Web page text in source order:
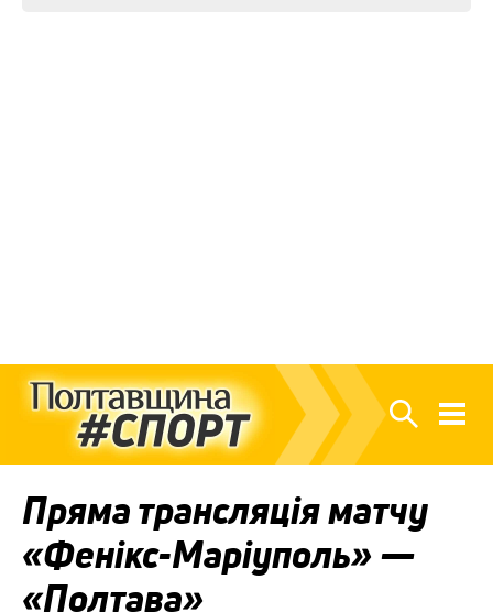
Пряма трансляція матчу
«Фенікс-Маріуполь» —
«Полтава»